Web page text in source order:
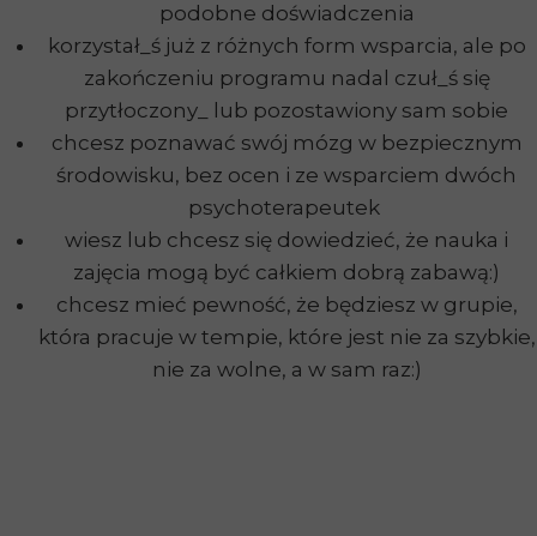
podobne doświadczenia
korzystał_ś już z różnych form wsparcia, ale po
zakończeniu programu nadal czuł_ś się
przytłoczony_ lub pozostawiony sam sobie
chcesz poznawać swój mózg w bezpiecznym
środowisku, bez ocen i ze wsparciem dwóch
psychoterapeutek
wiesz lub chcesz się dowiedzieć, że nauka i
zajęcia mogą być całkiem dobrą zabawą:)
chcesz mieć pewność, że będziesz w grupie,
która pracuje w tempie, które jest nie za szybkie,
nie za wolne, a w sam raz:)